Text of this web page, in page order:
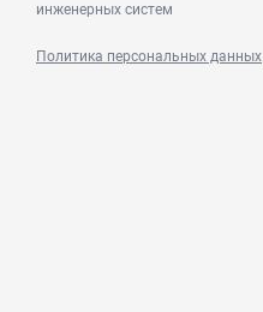
инженерных систем
Политика персональных данных